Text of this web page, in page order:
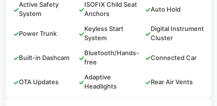
✓
Active Safety
System
✓
ISOFIX Child Seat
Anchors
✓Auto Hold
✓Power Trunk ✓
Keyless Start
System
✓
Digital Instrument
Cluster
✓Built-in Dashcam ✓
Bluetooth/Hands-
free
✓Connected Car
✓OTA Updates ✓
Adaptive
Headlights
✓Rear Air Vents